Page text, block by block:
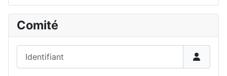
Comité